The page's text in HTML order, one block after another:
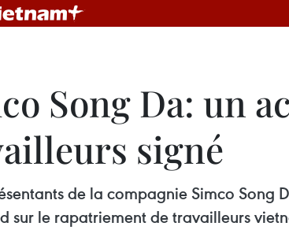
Song Da: un
signé
de la compagnie Simco Song
sur le rapatriement de travailleurs